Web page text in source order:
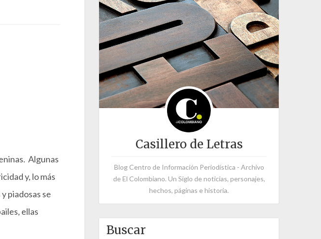
Algunas
y, lo más
piadosas se
ellas
Casillero de Letras
Blog Centro de Información Periodística - Archivo
de El Colombiano. Un Siglo de noticias, personajes,
hechos, páginas e historia.
Buscar